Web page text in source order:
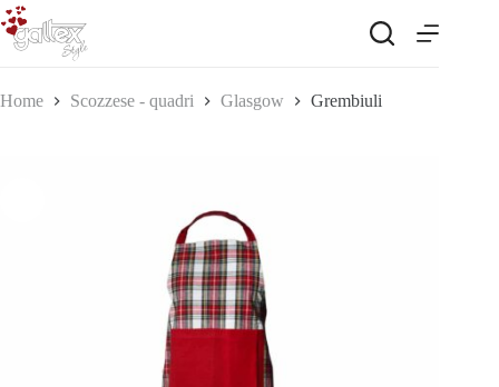
Salta
al
contenuto
Home Scozzese - quadri Glasgow Grembiuli